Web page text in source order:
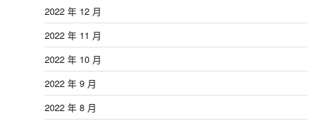
2022 年 12 月
2022 年 11 月
2022 年 10 月
2022 年 9 月
2022 年 8 月